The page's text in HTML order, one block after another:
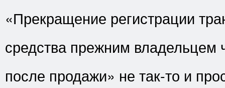
«Прекращение регистрации
средства прежним владельцем
после продажи» не так-то и